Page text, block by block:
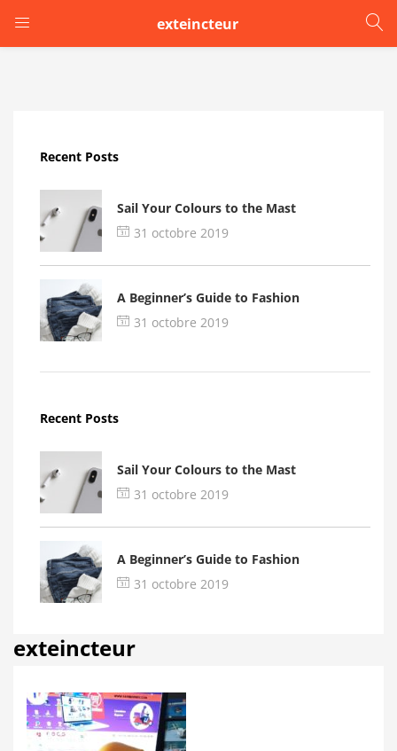
exteincteur
Remember me
Login
Recent Posts
Sail Your Colours to the Mast
31 octobre 2019
A Beginner’s Guide to Fashion
31 octobre 2019
Recent Posts
Sail Your Colours to the Mast
31 octobre 2019
A Beginner’s Guide to Fashion
31 octobre 2019
exteincteur